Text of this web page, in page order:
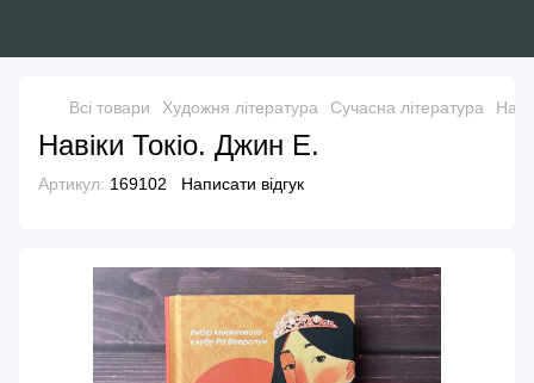
Всі товари Художня література Сучасна література
Навіки Токіо. Джин Е.
Артикул: 169102 Написати відгук